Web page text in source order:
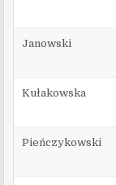
Janowski
Kułakowska
Pieńczykowski